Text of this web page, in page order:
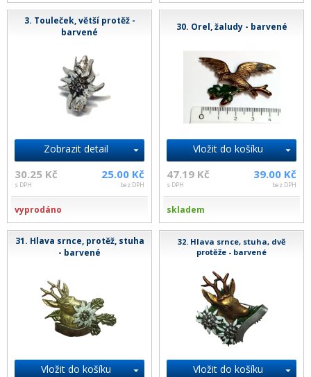
3. Touleček, větší protěž -
barvené
Zobrazit detail
30.25 Kč
s DPH
25.00 Kč
bez DPH
vyprodáno
30. Orel, žaludy - barvené
Vložit do košíku
47.19 Kč
s DPH
39.00 Kč
bez DPH
skladem
31. Hlava srnce, protěž, stuha
- barvené
Vložit do košíku
32. Hlava srnce, stuha, dvě
protěže - barvené
Vložit do košíku